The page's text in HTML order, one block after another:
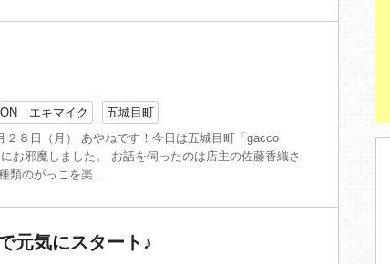
エキマイク
五城目町
２８日（月） あやねです！今日は五城目町「gacco
お邪魔しました。 お話を伺ったのは店主の佐藤香織さ
類のがっこを楽...
元気にスタート♪